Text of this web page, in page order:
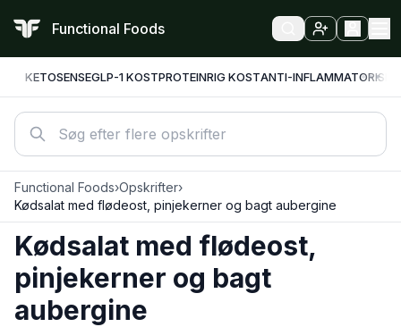
Functional Foods
KETOSENSEGLP-1 KOSTPROTEINRIG KOSTANTI-INFLAMMATORISK
Functional Foods›Opskrifter›
Kødsalat med flødeost, pinjekerner og bagt aubergine
Kødsalat med flødeost,
pinjekerner og bagt
aubergine